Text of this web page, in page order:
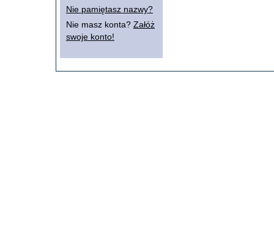
Nie pamiętasz nazwy?
Nie masz konta? Załóż
swoje konto!